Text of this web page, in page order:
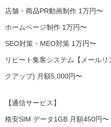
店舗・商品PR動画制作 1万円〜
ホームページ制作 1万円〜
SEO対策・MEO対策 1万円〜
リピート集客システム【メール
クアップ) 月額5,000円〜
【通信サービス】
格安SIM データ1GB 月額450円〜